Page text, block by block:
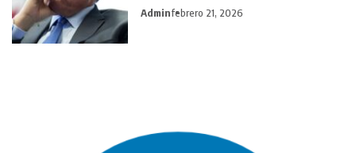
Adminfebrero 21, 2026